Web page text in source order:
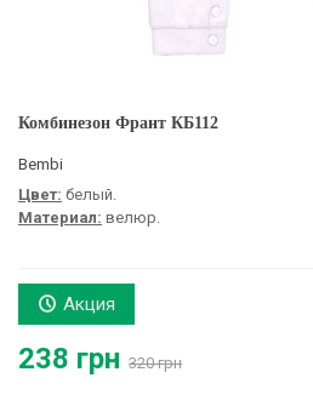
Комбинезон Франт КБ112
Bembi
Цвет: белый.
Материал: велюр.
Акция
238 грн 320 грн